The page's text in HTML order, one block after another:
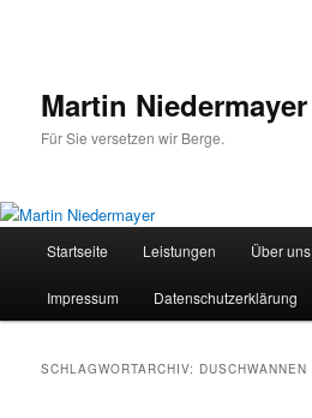
Martin Niedermayer
Für Sie versetzen wir Berge.
Startseite Leistungen Über uns
Impressum Datenschutzerklärung
SCHLAGWORTARCHIV: DUSCHWANNEN